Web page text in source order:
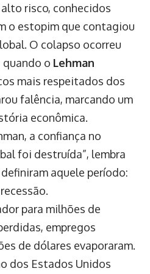
risco, conhecidos
o estopim que contagiou
O colapso ocorreu
quando o Lehman
mais respeitados dos
falência, marcando um
econômica.
a confiança no
foi destruída”, lembra
aquele período:
para milhões de
empregos
de dólares evaporaram.
dos Estados Unidos